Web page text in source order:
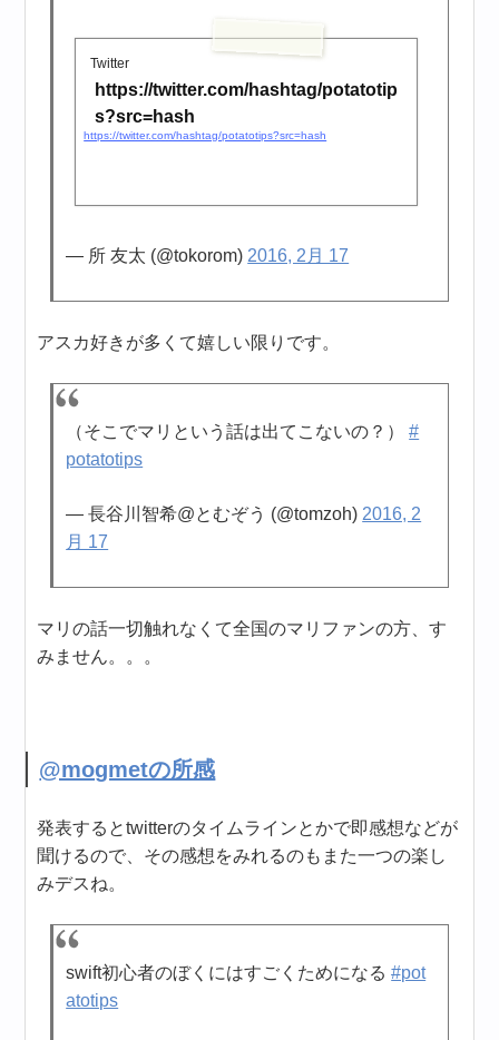
Twitter
https://twitter.com/hashtag/potatotip
s?src=hash
https://twitter.com/hashtag/potatotips?src=hash
— 所 友太 (@tokorom) 2016, 2月 17
アスカ好きが多くて嬉しい限りです。
（そこでマリという話は出てこないの？）#
potatotips
— 長谷川智希@とむぞう (@tomzoh) 2016, 2
月 17
マリの話一切触れなくて全国のマリファンの方、す
みません。。。
@mogmetの所感
発表するとtwitterのタイムラインとかで即感想などが
聞けるので、その感想をみれるのもまた一つの楽し
みデスね。
swift初心者のぼくにはすごくためになる#pot
atotips